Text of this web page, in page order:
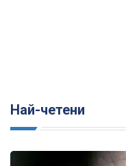
Най-четени